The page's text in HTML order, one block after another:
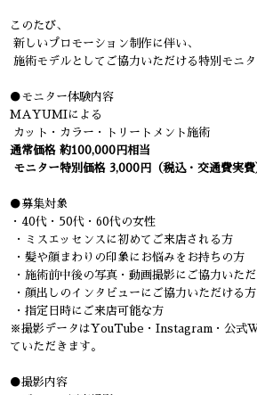
このたび、
新しいプロモーション制作に伴い、
施術モデルとしてご協力いただける特別モニタ
●モニター体験内容
MAYUMIによる
カット・カラー・トリートメント施術
通常価格 約100,000円相当
モニター特別価格 3,000円（税込・交通費実費
●募集対象
・40代・50代・60代の女性
・ミスエッセンスに初めてご来店される方
・髪や顔まわりの印象にお悩みをお持ちの方
・施術前中後の写真・動画撮影にご協力いた
・顔出しのインタビューにご協力いただける方
・指定日時にご来店可能な方
※撮影データはYouTube・Instagram・公式
ていただきます。
●撮影内容